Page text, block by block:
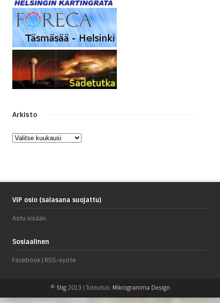
Arkisto
Arkisto
VIP osio (salasana suojattu)
Astu sisään..
Sosiaalinen
Facebook | RSS-syöte
© Stig2013 | Toteutus: Mikrogramma Design